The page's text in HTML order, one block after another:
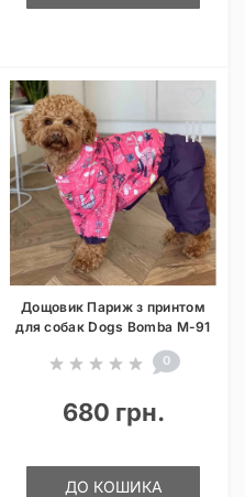
Дощовик Париж з принтом
для собак Dogs Bomba M-91
0
680 грн.
ДО КОШИКА